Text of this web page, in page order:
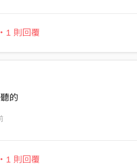
・1 則回覆
的
・1 則回覆